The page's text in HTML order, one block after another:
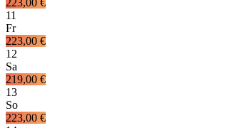
223,00 €
11
Fr
223,00 €
12
Sa
219,00 €
13
So
223,00 €